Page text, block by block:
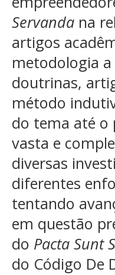
Servanda na
artigos
metodologia
doutrinas,
método
do tema até o
vasta e
diversas
diferentes
tentando
em questão
do Pacta Sunt
do Código De